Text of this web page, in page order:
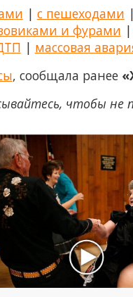
| с пешеходами |
и фурами |
| массовая
, сообщала ранее
чтобы не